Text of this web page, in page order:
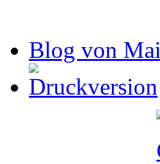
Blog von